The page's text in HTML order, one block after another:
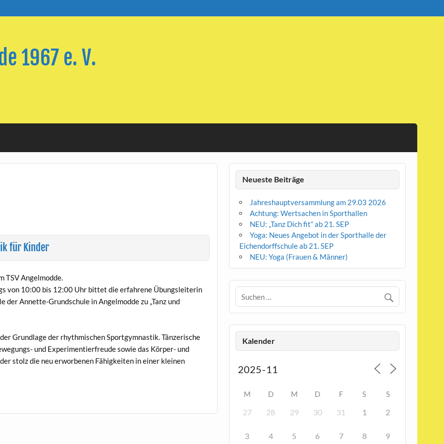
1967 e. V.
für Kinder
TSV Angelmodde.
von 10:00 bis 12:00 Uhr bittet die erfahrene Übungsleiterin
Annette-Grundschule in Angelmodde zu „Tanz und
Grundlage der rhythmischen Sportgymnastik. Tänzerische
und Experimentierfreude sowie das Körper- und
stolz die neu erworbenen Fähigkeiten in einer kleinen
Neueste Beiträge
Jahreshauptversammlung am 29.03 2026
Achtung: Wertsachen in Sporthallen
NEU: „Tanz Dich fit“ ab 21. SEP
Yoga: Neues Angebot in der Sporthalle der
Eichendorffschule ab 21. SEP
NEU: Yoga (Frauen & Männer)
Kalender
M D M D F S S
27 28 29 30 31 1 2
3 4 5 6 7 8 9